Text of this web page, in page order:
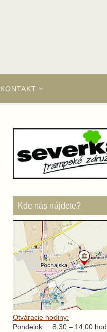
KONTAKT
Kde nás nájdete?
Otváracie hodiny:
Pondelok 8,30 – 14,00 hod